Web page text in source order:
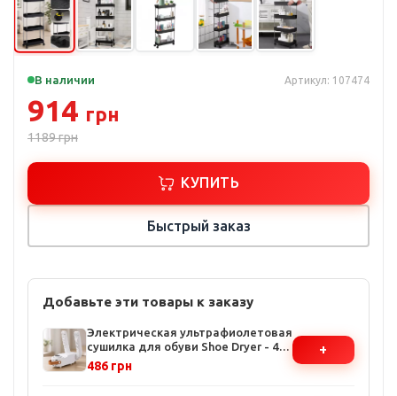
В наличии Артикул: 107474
914 грн
1189грн
КУПИТЬ
Быстрый заказ
Добавьте эти товары к заказу
Электрическая ультрафиолетовая
сушилка для обуви Shoe Dryer - 4
режима таймера, температура до
48°C, белая
486 грн
+